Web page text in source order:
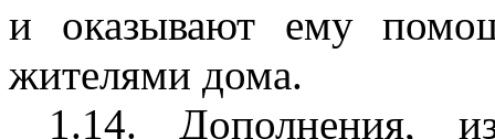
и оказывают ему
жителями дома.
1.14. Дополнения,